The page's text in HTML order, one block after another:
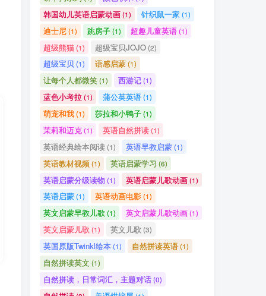
韩国幼儿英语启蒙动画(1) 针织鼠一家 (1)
迪士尼(1) 跳房子(1) 超趣儿童英语(1)
超级熊猫(1) 超级宝贝JOJO(2)
超级宝贝 (1) 语感启蒙(1)
让每个人都微笑(1) 西游记(1)
蓝色小考拉(1) 蒲公英英语(1)
萌宠和我(1) 莎拉和小鸭子(1)
茉莉和迈克(1) 英语自然拼读(1)
英语经典绘本阅读(1) 英语早教启蒙(1)
英语教材视频(1) 英语启蒙学习 (6)
英语启蒙分级读物 (1) 英语启蒙儿歌动画(1)
英语启蒙(1) 英语动画电影(1)
英文启蒙早教儿歌 (1) 英文启蒙儿歌动画(1)
英文启蒙儿歌 (1) 英文儿歌 (3)
英国原版Twinkl绘本(1) 自然拼读英语(1)
自然拼读英文 (1)
自然拼读，日常词汇，主题对话(0)